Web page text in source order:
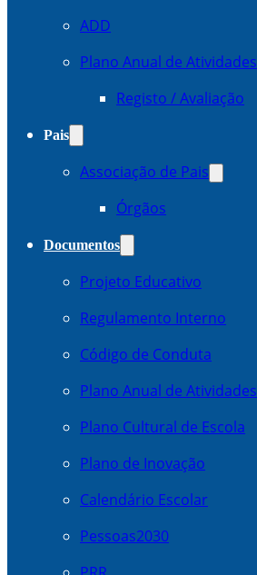
ADD
Plano Anual de Atividades
Registo / Avaliação
Pais
Associação de Pais
Órgãos
Documentos
Projeto Educativo
Regulamento Interno
Código de Conduta
Plano Anual de Atividades
Plano Cultural de Escola
Plano de Inovação
Calendário Escolar
Pessoas2030